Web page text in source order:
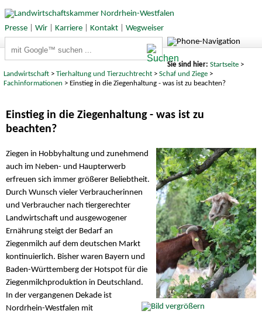
Presse| Wir| Karriere| Kontakt| Wegweiser
Sie sind hier: Startseite>
Landwirtschaft >Tierhaltung und Tierzuchtrecht >Schaf und Ziege >
Fachinformationen > Einstieg in die Ziegenhaltung - was ist zu beachten?
Einstieg in die Ziegenhaltung - was ist zu
beachten?
Ziegen in Hobbyhaltung und zunehmend
auch im Neben- und Haupterwerb
erfreuen sich immer größerer Beliebtheit.
Durch Wunsch vieler Verbraucherinnen
und Verbraucher nach tiergerechter
Landwirtschaft und ausgewogener
Ernährung steigt der Bedarf an
Ziegenmilch auf dem deutschen Markt
kontinuierlich. Bisher waren Bayern und
Baden-Württemberg der Hotspot für die
Ziegenmilchproduktion in Deutschland.
In der vergangenen Dekade ist
Nordrhein-Westfalen mit